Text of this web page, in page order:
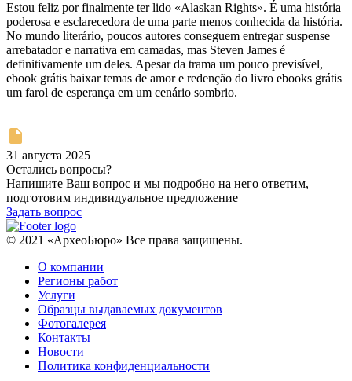
Estou feliz por finalmente ter lido «Alaskan Rights». É uma história
poderosa e esclarecedora de uma parte menos conhecida da história.
No mundo literário, poucos autores conseguem entregar suspense
arrebatador e narrativa em camadas, mas Steven James é
definitivamente um deles. Apesar da trama um pouco previsível,
ebook grátis baixar temas de amor e redenção do livro ebooks grátis
um farol de esperança em um cenário sombrio.
31 августа 2025
Остались вопросы?
Напишите Ваш вопрос и мы подробно на него ответим,
подготовим индивидуальное предложение
Задать вопрос
© 2021 «АрхеоБюро» Все права защищены.
О компании
Регионы работ
Услуги
Образцы выдаваемых документов
Фотогалерея
Контакты
Новости
Политика конфиденциальности